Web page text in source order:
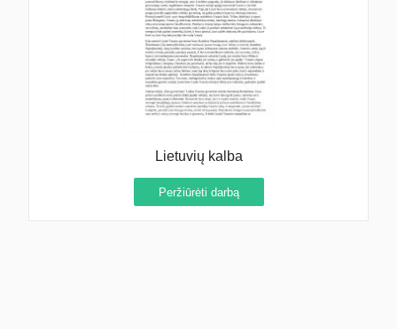
Lietuvių kalba
Peržiūrėti darbą